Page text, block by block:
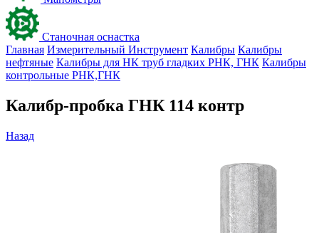
Станочная оснастка
Главная Измерительный Инструмент Калибры Калибры
нефтяные Калибры для НК труб гладких РНК, ГНК Калибры
контрольные РНК,ГНК
Калибр-пробка ГНК 114 контр
Назад